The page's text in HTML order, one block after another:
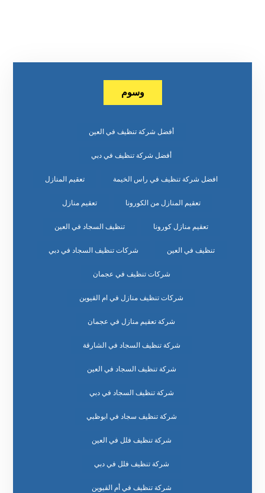
وسوم
أفضل شركة تنظيف في العين
أفضل شركة تنظيف في دبي
افضل شركة تنظيف في راس الخيمة تعقيم المنازل
تعقيم المنازل من الكورونا تعقيم منازل
تعقيم منازل كورونا تنظيف السجاد في العين
تنظيف في العين شركات تنظيف السجاد في دبي
شركات تنظيف في عجمان
شركات تنظيف منازل في ام القيوين
شركة تعقيم منازل في عجمان
شركة تنظيف السجاد في الشارقة
شركة تنظيف السجاد في العين
شركة تنظيف السجاد في دبي
شركة تنظيف سجاد في ابوظبي
شركة تنظيف فلل في العين
شركة تنظيف فلل في دبي
شركة تنظيف في أم القيوين